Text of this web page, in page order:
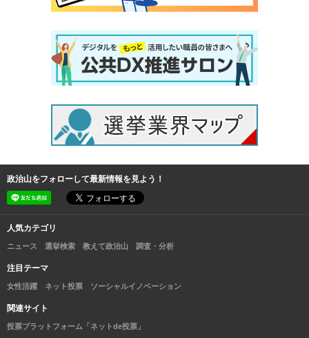
政治山をフォローして最新情報を見よう！
人気カテゴリ
ニュース 選挙検索 教えて政治山 調査・分析
注目テーマ
女性活躍 ネット投票 ソーシャルイノベーション
関連サイト
投票プラットフォーム「ネットde投票」